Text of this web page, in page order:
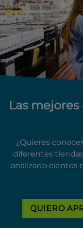
Las
¿Quieres
diferentes
analizado cientos
QUIERO